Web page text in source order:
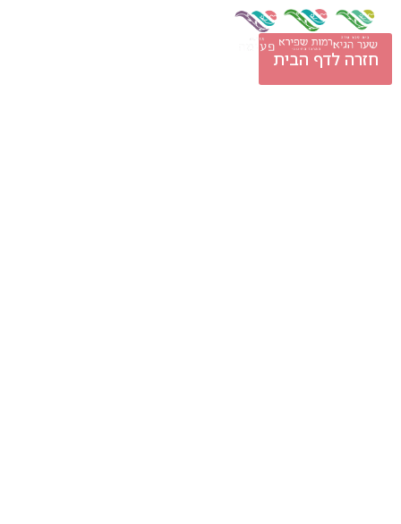
חזרה לדף הבית